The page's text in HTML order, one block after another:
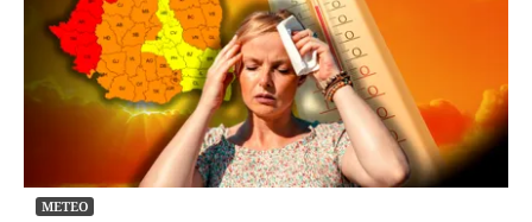
METEO